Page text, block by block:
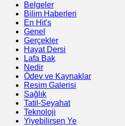
Belgeler
Bilim Haberleri
En Hit's
Genel
Gerçekler
Hayat Dersi
Lafa Bak
Nedir
Ödev ve Kaynaklar
Resim Galerisi
Sağlık
Tatil-Seyahat
Teknoloji
Yiyebilirsen Ye